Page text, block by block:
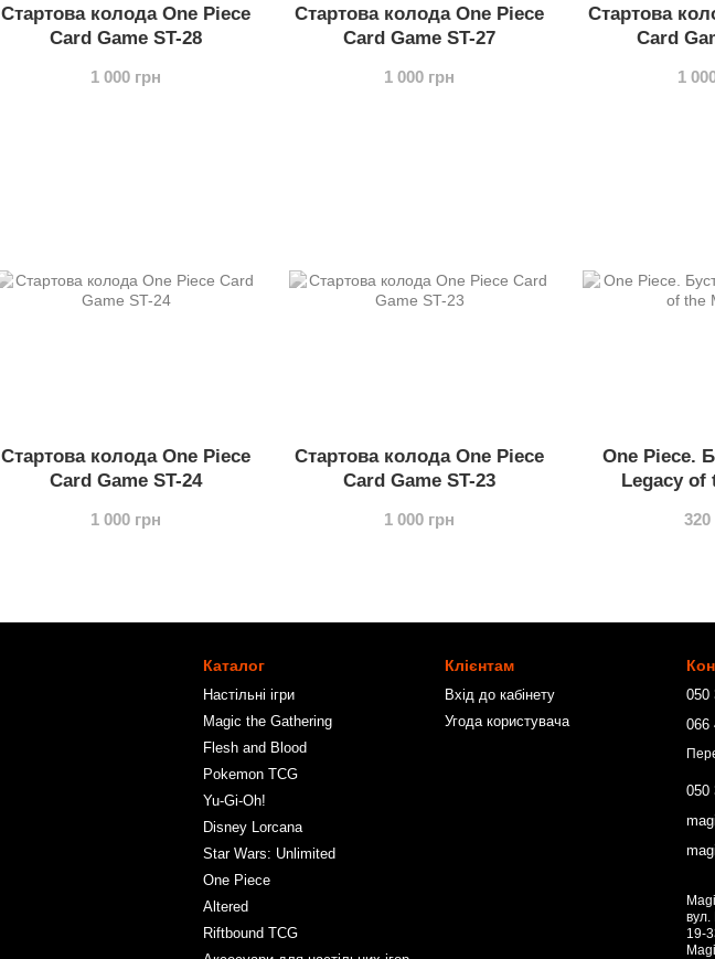
Стартова колода One Piece
Card Game ST-28
1 000 грн
Стартова колода One Piece
Card Game ST-27
1 000 грн
Стартова
Card
1
Стартова колода One Piece
Card Game ST-24
1 000 грн
Стартова колода One Piece
Card Game ST-23
1 000 грн
One Piece.
Legacy of
320
Каталог
Настільні ігри
Magic the Gathering
Flesh and Blood
Pokemon TCG
Yu-Gi-Oh!
Disney Lorcana
Star Wars: Unlimited
One Piece
Altered
Riftbound TCG
Клієнтам
Вхід до кабінету
Угода користувача
050
066
050
вул.
19-